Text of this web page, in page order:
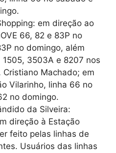
em direção ao
66, 82 e 83P no
no domingo, além
1505, 3503A e 8207 nos
Cristiano Machado; em
Vilarinho, linha 66 no
no domingo.
da Silveira:
direção à Estação
feito pelas linhas de
Usuários das linhas